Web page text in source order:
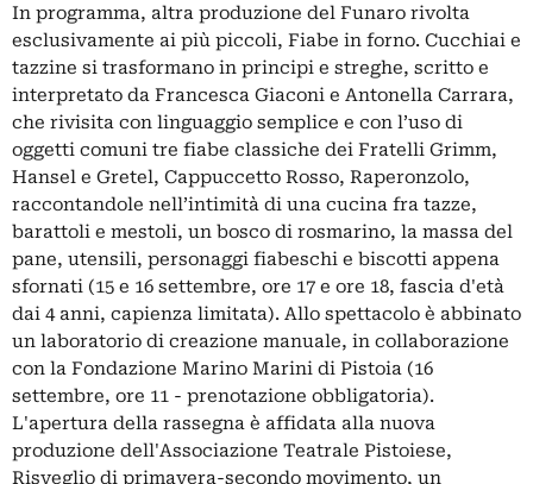
In programma, altra produzione del Funaro rivolta
esclusivamente ai più piccoli, Fiabe in forno. Cucchiai e
tazzine si trasformano in principi e streghe, scritto e
interpretato da Francesca Giaconi e Antonella Carrara,
che rivisita con linguaggio semplice e con l’uso di
oggetti comuni tre fiabe classiche dei Fratelli Grimm,
Hansel e Gretel, Cappuccetto Rosso, Raperonzolo,
raccontandole nell’intimità di una cucina fra tazze,
barattoli e mestoli, un bosco di rosmarino, la massa del
pane, utensili, personaggi fiabeschi e biscotti appena
sfornati (15 e 16 settembre, ore 17 e ore 18, fascia d'età
dai 4 anni, capienza limitata). Allo spettacolo è abbinato
un laboratorio di creazione manuale, in collaborazione
con la Fondazione Marino Marini di Pistoia (16
settembre, ore 11 - prenotazione obbligatoria).
L'apertura della rassegna è affidata alla nuova
produzione dell'Associazione Teatrale Pistoiese,
Risveglio di primavera-secondo movimento, un